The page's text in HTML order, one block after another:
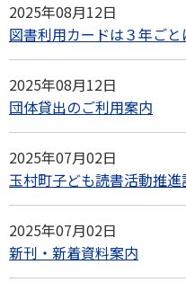
2025年08月12日
図書利用カードは３年ご
2025年08月12日
団体貸出のご利用案内
2025年07月02日
玉村町子ども読書活動推進
2025年07月02日
新刊・新着資料案内